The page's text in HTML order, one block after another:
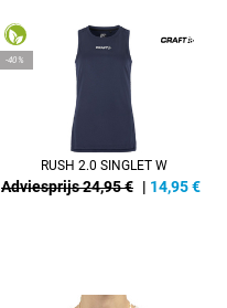
-40%
RUSH 2.0 SINGLET W
Adviesprijs 24,95 € | 14,95€